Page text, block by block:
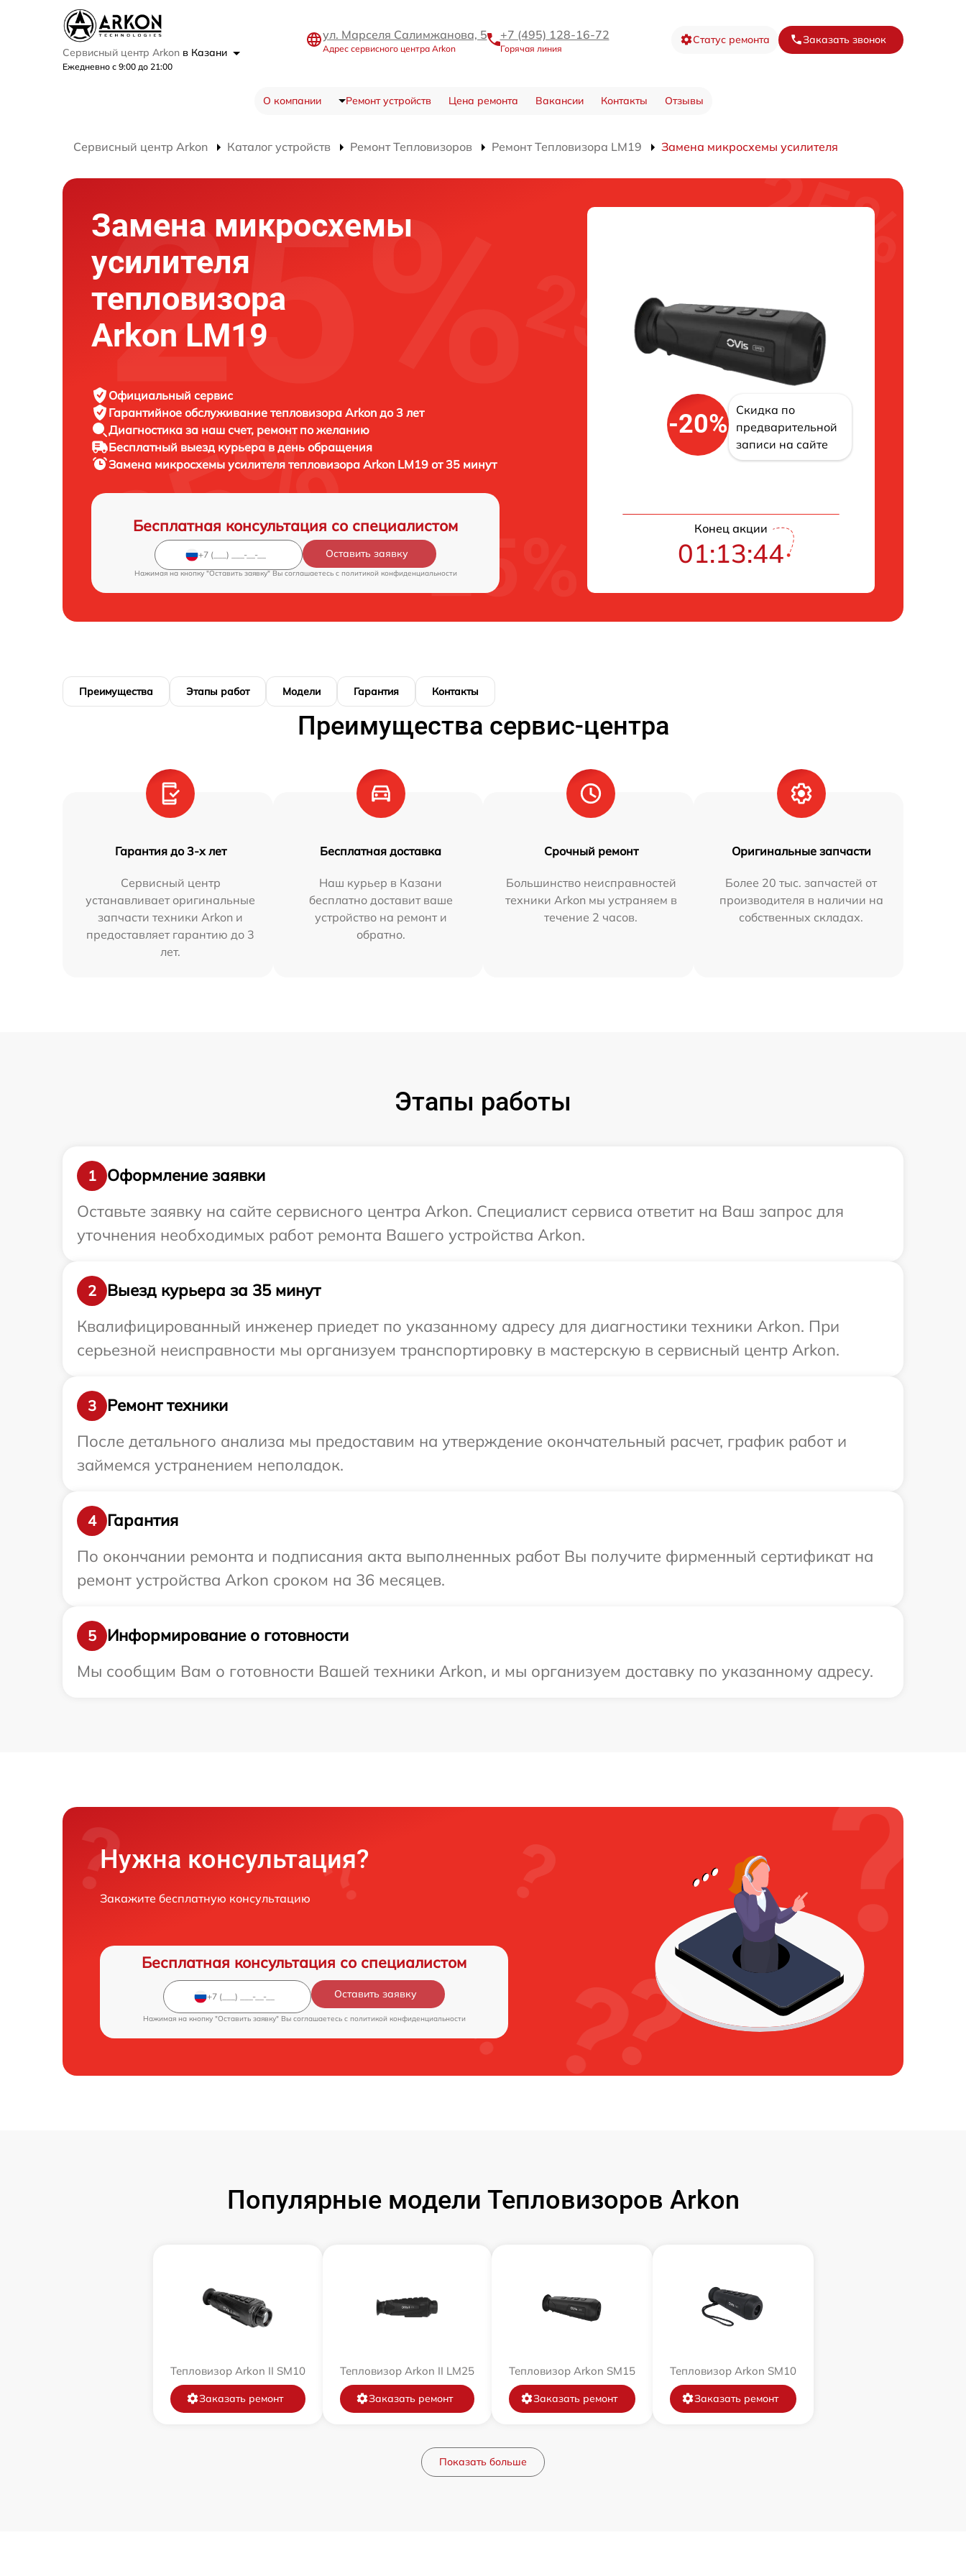
Сервисный центр Arkon в Казани
Ежедневно с 9:00 до 21:00
ул. Марселя Салимжанова, 5
Адрес сервисного центра Arkon
+7 (495) 128-16-72
Горячая линия
Статус ремонта Заказать звонок
О компании Ремонт устройств Цена ремонта Вакансии Контакты Отзывы
Сервисный центр Arkon Каталог устройств Ремонт Тепловизоров Ремонт Тепловизора LM19 Замена микросхемы усилителя
Замена микросхемы
усилителя
тепловизора
Arkon LM19
Официальный сервис
Гарантийное обслуживание тепловизора Arkon до 3 лет
Диагностика за наш счет, ремонт по желанию
Бесплатный выезд курьера в день обращения
Замена микросхемы усилителя тепловизора Arkon LM19 от 35 минут
Бесплатная консультация со специалистом
Оставить заявку
Нажимая на кнопку "Оставить заявку" Вы соглашаетесь c политикой конфиденциальности
-20%
Скидка по
предварительной
записи на сайте
Конец акции
01:13:43
Преимущества Этапы работ Модели Гарантия Контакты
Преимущества сервис-центра
Гарантия до 3-х лет
Сервисный центр
устанавливает оригинальные
запчасти техники Arkon и
предоставляет гарантию до 3
лет.
Бесплатная доставка
Наш курьер в Казани
бесплатно доставит ваше
устройство на ремонт и
обратно.
Срочный ремонт
Большинство неисправностей
техники Arkon мы устраняем в
течение 2 часов.
Оригинальные запчасти
Более 20 тыс. запчастей от
производителя в наличии на
собственных складах.
Этапы работы
1
Оформление заявки
Оставьте заявку на сайте сервисного центра Arkon. Специалист сервиса ответит на Ваш запрос для
уточнения необходимых работ ремонта Вашего устройства Arkon.
2
Выезд курьера за 35 минут
Квалифицированный инженер приедет по указанному адресу для диагностики техники Arkon. При
серьезной неисправности мы организуем транспортировку в мастерскую в сервисный центр Arkon.
3
Ремонт техники
После детального анализа мы предоставим на утверждение окончательный расчет, график работ и
займемся устранением неполадок.
4
Гарантия
По окончании ремонта и подписания акта выполненных работ Вы получите фирменный сертификат на
ремонт устройства Arkon сроком на 36 месяцев.
5
Информирование о готовности
Мы сообщим Вам о готовности Вашей техники Arkon, и мы организуем доставку по указанному адресу.
Нужна консультация?
Закажите бесплатную консультацию
Бесплатная консультация со специалистом
Оставить заявку
Нажимая на кнопку "Оставить заявку" Вы соглашаетесь c политикой конфиденциальности
Популярные модели Тепловизоров Arkon
Тепловизор Arkon II SM10
Заказать ремонт
Тепловизор Arkon II LM25
Заказать ремонт
Тепловизор Arkon SM15
Заказать ремонт
Тепловизор Arkon SM10
Заказать ремонт
Показать больше